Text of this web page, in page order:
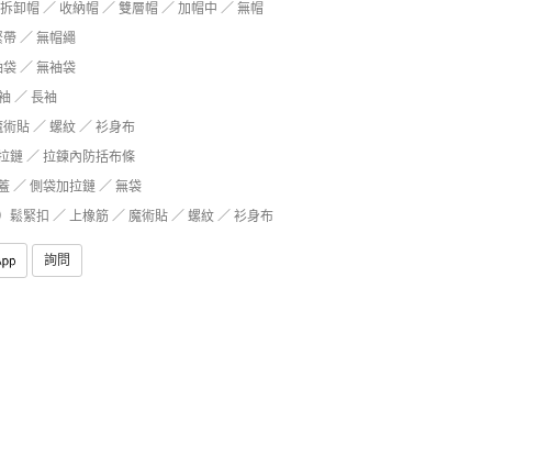
卸帽 ／ 收納帽 ／ 雙層帽 ／ 加帽中 ／ 無帽
帶 ／ 無帽繩
／ 無袖袋
／ 長袖
貼 ／ 螺紋 ／ 衫身布
鏈 ／ 拉鍊內防括布條
／ 側袋加拉鏈 ／ 無袋
鬆緊扣 ／ 上橡筋 ／ 魔術貼 ／ 螺紋 ／ 衫身布
詢問